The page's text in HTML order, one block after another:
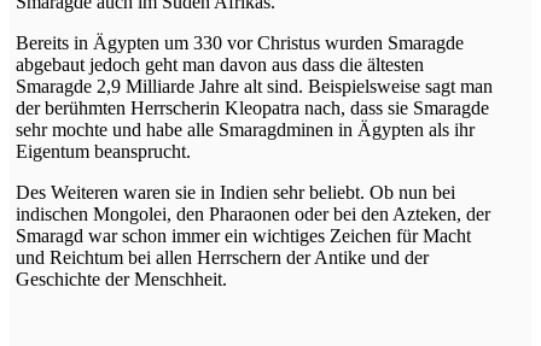
Bereits in Ägypten um 330 vor Christus wurden Smaragde
abgebaut jedoch geht man davon aus dass die ältesten
Smaragde 2,9 Milliarde Jahre alt sind. Beispielsweise sagt man
der berühmten Herrscherin Kleopatra nach, dass sie Smaragde
sehr mochte und habe alle Smaragdminen in Ägypten als ihr
Eigentum beansprucht.
Des Weiteren waren sie in Indien sehr beliebt. Ob nun bei
indischen Mongolei, den Pharaonen oder bei den Azteken, der
Smaragd war schon immer ein wichtiges Zeichen für Macht
und Reichtum bei allen Herrschern der Antike und der
Geschichte der Menschheit.